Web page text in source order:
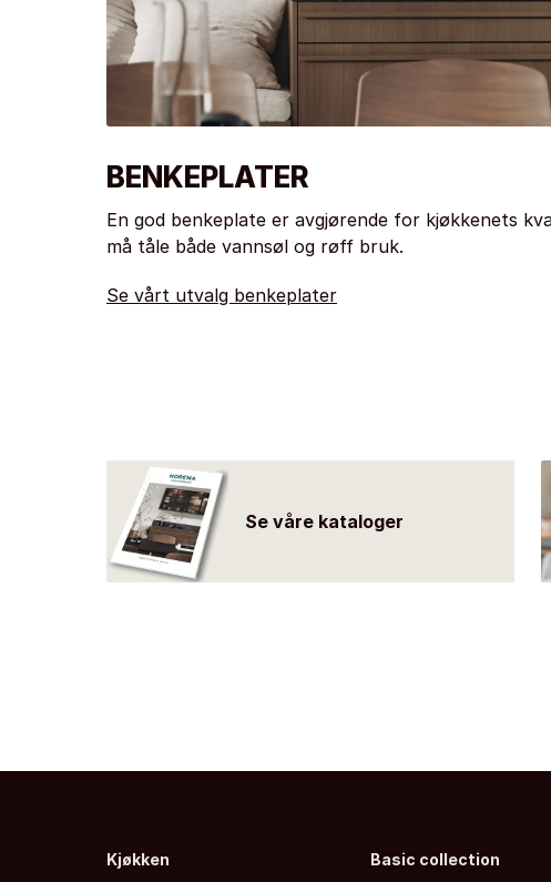
BENKEPLATER
En god benkeplate er avgjørende for kjøkkenets
må tåle både vannsøl og røff bruk.
Se vårt utvalg benkeplater
Se våre kataloger
Kjøkken Basic collection